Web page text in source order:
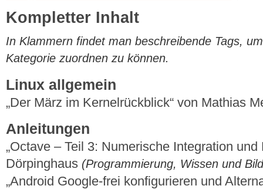
Kompletter Inhalt
In Klammern findet man beschreibende Tags,
Kategorie zuordnen zu können.
Linux allgemein
„Der März im Kernelrückblick“ von Mathias
Anleitungen
„Octave – Teil 3: Numerische Integration und
Dörpinghaus (Programmierung, Wissen und
„Android Google-frei konfigurieren und